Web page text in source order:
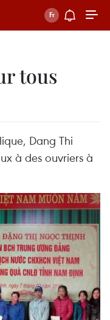
tous
Dang Thi
à des ouvriers à